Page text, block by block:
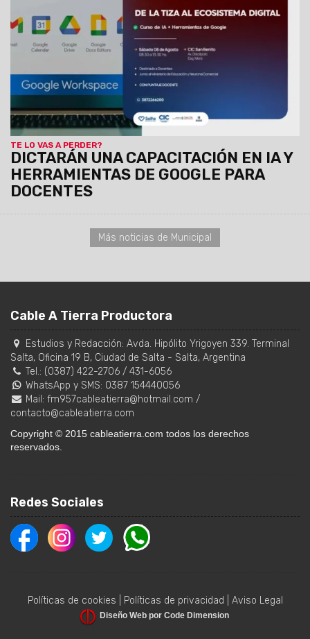
TE LO VAS A PERDER?
DICTARÁN UNA CAPACITACIÓN EN IA Y
HERRAMIENTAS DE GOOGLE PARA
DOCENTES
de la Provincia y Neurona Comercial, impulsan un curso
destinado a docentes. La formación será este sábado 8 de
8:30 a 13:30 en el CIC de San Benito. Cuenta con puntaje.
Más noticias de Municipal
Cable A Tierra Productora
Estudios y Redacción: Avda. Hipólito Yrigoyen 339. Terminal
Salta, Oficina 19 B, Ciudad de Salta - Salta, Argentina
Tel.: (0387) 422-2706 / 431-6056
WhatsApp y SMS: 0387 154440056
Mail: fm957cableatierra@hotmail.com /
contacto@cableatierra.com
Copyright © 2015 cableatierra.com todos los derechos
reservados.
Redes Sociales
Políticas de cookies Políticas de privacidad Aviso Legal
Diseño Web por Code Dimension